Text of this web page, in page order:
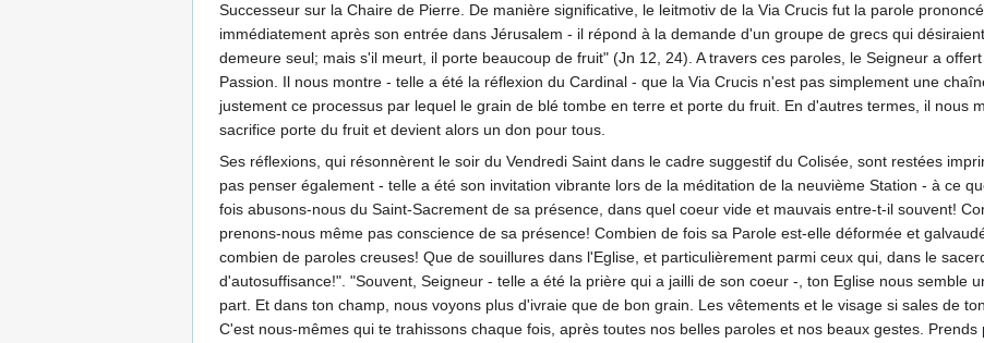
Successeur sur la Chaire de Pierre. De manière significative, le leitmotiv de la Via Crucis fut la parole
immédiatement après son entrée dans Jérusalem - il répond à la demande d'un groupe de grecs qui
demeure seul; mais s'il meurt, il porte beaucoup de fruit" (Jn 12, 24). A travers ces paroles, le Seigneur a
Passion. Il nous montre - telle a été la réflexion du Cardinal - que la Via Crucis n'est pas simplement une
justement ce processus par lequel le grain de blé tombe en terre et porte du fruit. En d'autres termes, il nous
sacrifice porte du fruit et devient alors un don pour tous.
Ses réflexions, qui résonnèrent le soir du Vendredi Saint dans le cadre suggestif du Colisée, sont restées
pas penser également - telle a été son invitation vibrante lors de la méditation de la neuvième Station - à ce
fois abusons-nous du Saint-Sacrement de sa présence, dans quel coeur vide et mauvais entre-t-il souvent!
prenons-nous même pas conscience de sa présence! Combien de fois sa Parole est-elle déformée et
combien de paroles creuses! Que de souillures dans l'Eglise, et particulièrement parmi ceux qui, dans le
d'autosuffisance!". "Souvent, Seigneur - telle a été la prière qui a jailli de son coeur -, ton Eglise nous semble
part. Et dans ton champ, nous voyons plus d'ivraie que de bon grain. Les vêtements et le visage si sales de
C'est nous-mêmes qui te trahissons chaque fois, après toutes nos belles paroles et nos beaux gestes.